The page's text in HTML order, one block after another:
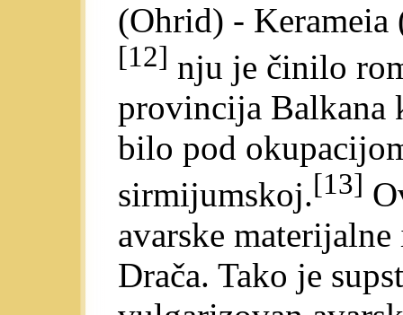
(Ohrid) - Kerameia
[12] nju je činilo
provincija Balkana
bilo pod
sirmijumskoj.[13]
avarske
Drača. Tako je